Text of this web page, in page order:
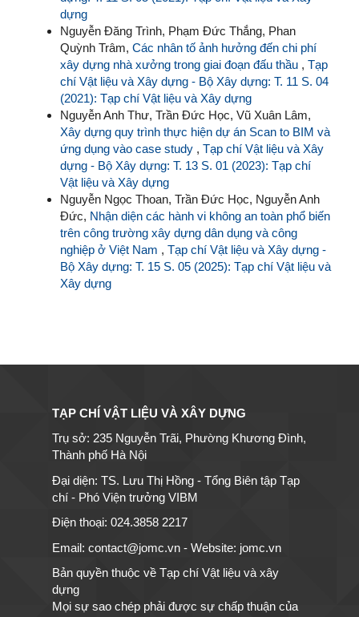
dựng
Nguyễn Đăng Trình, Phạm Đức Thắng, Phan
Quỳnh Trâm, Các nhân tố ảnh hưởng đến chi phí
xây dựng nhà xưởng trong giai đoạn đấu thầu , Tạp
chí Vật liệu và Xây dựng - Bộ Xây dựng: T. 11 S. 04
(2021): Tạp chí Vật liệu và Xây dựng
Nguyễn Anh Thư, Trần Đức Học, Vũ Xuân Lâm,
Xây dựng quy trình thực hiện dự án Scan to BIM và
ứng dụng vào case study , Tạp chí Vật liệu và Xây
dựng - Bộ Xây dựng: T. 13 S. 01 (2023): Tạp chí
Vật liệu và Xây dựng
Nguyễn Ngọc Thoan, Trần Đức Học, Nguyễn Anh
Đức, Nhận diện các hành vi không an toàn phổ biến
trên công trường xây dựng dân dụng và công
nghiệp ở Việt Nam , Tạp chí Vật liệu và Xây dựng -
Bộ Xây dựng: T. 15 S. 05 (2025): Tạp chí Vật liệu và
Xây dựng
TẠP CHÍ VẬT LIỆU VÀ XÂY DỰNG
Trụ sở: 235 Nguyễn Trãi, Phường Khương Đình,
Thành phố Hà Nội
Đại diện: TS. Lưu Thị Hồng - Tổng Biên tập Tạp
chí - Phó Viện trưởng VIBM
Điện thoại: 024.3858 2217
Email: contact@jomc.vn - Website: jomc.vn
Bản quyền thuộc về Tạp chí Vật liệu và xây
dựng
Mọi sự sao chép phải được sự chấp thuận của